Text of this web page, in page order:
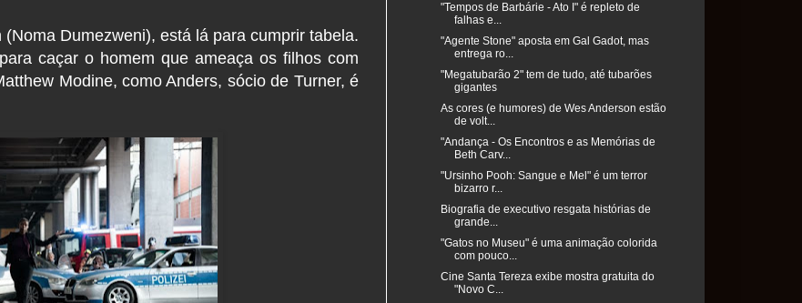
Dumezweni), está lá para cumprir tabela.
caçar o homem que ameaça os filhos com
Modine, como Anders, sócio de Turner, é
"Tempos de Barbárie - Ato I" é repleto de
falhas e...
"Agente Stone" aposta em Gal Gadot, mas
entrega ro...
"Megatubarão 2" tem de tudo, até tubarões
gigantes
As cores (e humores) de Wes Anderson estão
de volt...
"Andança - Os Encontros e as Memórias de
Beth Carv...
"Ursinho Pooh: Sangue e Mel" é um terror
bizarro r...
Biografia de executivo resgata histórias de
grande...
"Gatos no Museu" é uma animação colorida
com pouco...
Cine Santa Tereza exibe mostra gratuita do
"Novo C...